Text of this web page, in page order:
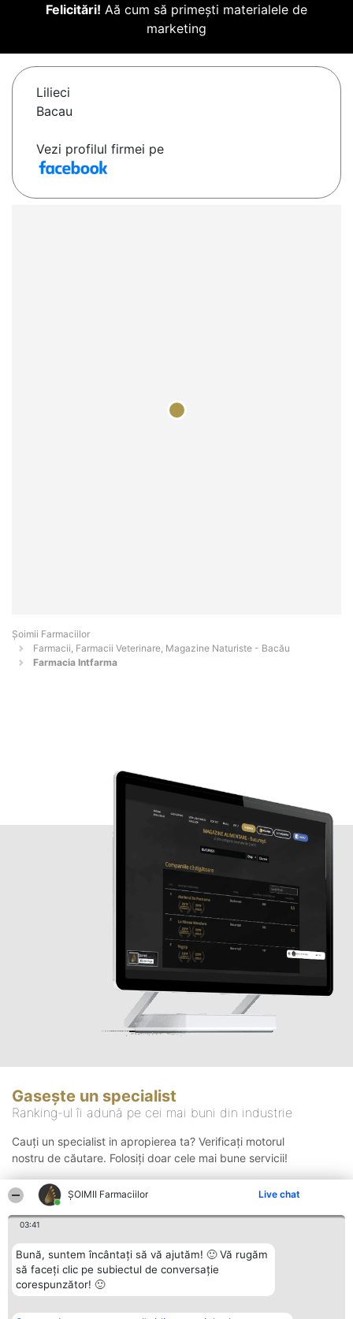
ŞOIMII Farmaciilor Live chat
03:41
Bună, suntem încântați să vă ajutăm! 🙂 Vă rugăm
să faceți clic pe subiectul de conversație
corespunzător! 🙂
Felicitări! Aă cum să primești materialele de
marketing
Lilieci
Bacau
Vezi profilul firmei pe
Şoimii Farmaciilor
Farmacii, Farmacii Veterinare, Magazine Naturiste - Bacău
Farmacia Intfarma
Gasește un specialist
Ranking-ul îi adună pe cei mai buni din industrie
Cauți un specialist in apropierea ta? Verificați motorul
nostru de căutare. Folosiți doar cele mai bune servicii!